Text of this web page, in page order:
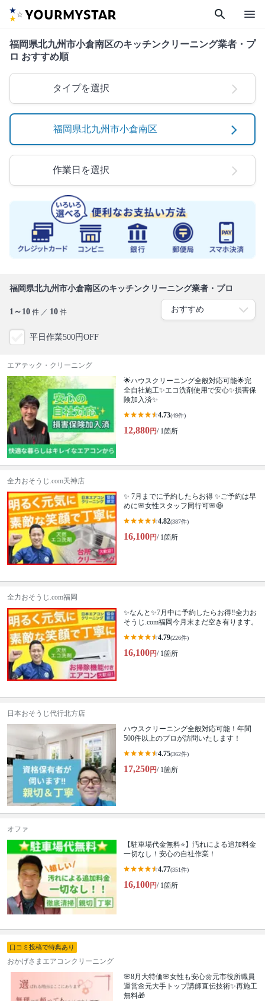
search menu
福岡県北九州市小倉南区のキッチンクリーニング業者・プ
ロ おすすめ順
タイプを選択
福岡県北九州市小倉南区
作業日を選択
福岡県北九州市小倉南区のキッチンクリーニング業者・プロ
1～10 件 ／ 10 件
平日作業500円OFF
エアテック・クリーニング
🌟ハウスクリーニング全般対応可能🌟完
全自社施工✨エコ洗剤使用で安心✨損害保
険加入済✨
4.73(49件)
12,880円/ 1箇所
全力おそうじ.com天神店
✨ 7月までに予約したらお得 ✨ご予約は早
めに🌸女性スタッフ同行可🌸😷
4.82(387件)
16,100円/ 1箇所
全力おそうじ.com福岡
✨なんと✨7月中に予約したらお得‼️全力お
そうじ.com福岡今月末まだ空き有ります。
4.79(226件)
16,100円/ 1箇所
日本おそうじ代行北方店
ハウスクリーニング全般対応可能！年間
500件以上のプロが訪問いたします！
4.75(362件)
17,250円/ 1箇所
オファ
【駐車場代金無料⭐️】汚れによる追加料金
一切なし！安心の自社作業！
4.77(351件)
16,100円/ 1箇所
口コミ投稿で特典あり
おかげさまエアコンクリーニング
🌸8月大特価🌸女性も安心🌼元市役所職員
運営🌼元大手トップ講師直伝技術✨再施工
無料🎁